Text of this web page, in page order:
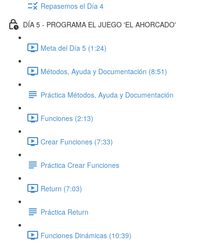
Repasemos el Día 4
DÍA 5 - PROGRAMA EL JUEGO 'EL AHORCADO'
Meta del Día 5 (1:24)
Métodos, Ayuda y Documentación (8:51)
Práctica Métodos, Ayuda y Documentación
Funciones (2:13)
Crear Funciones (7:33)
Práctica Crear Funciones
Return (7:03)
Práctica Return
Funciones Dinámicas (10:39)